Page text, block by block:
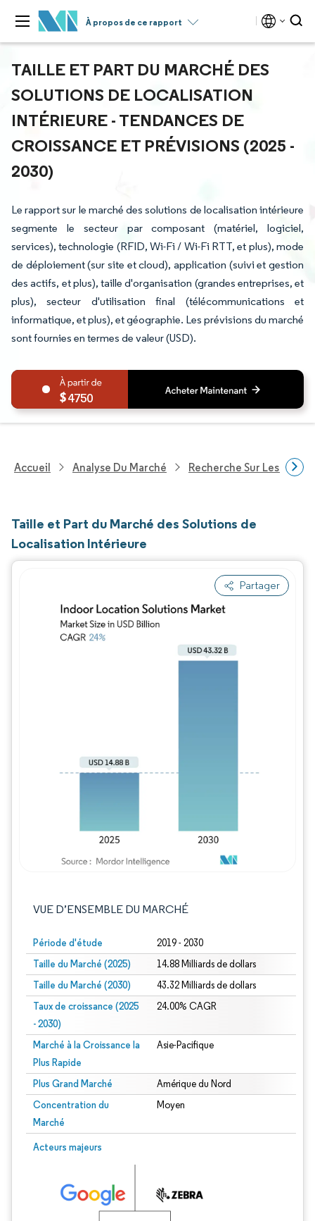
À propos de ce rapport
TAILLE ET PART DU MARCHÉ DES
SOLUTIONS DE LOCALISATION
INTÉRIEURE - TENDANCES DE
CROISSANCE ET PRÉVISIONS (2025 -
2030)
Le rapport sur le marché des solutions de localisation intérieure
segmente le secteur par composant (matériel, logiciel,
services), technologie (RFID, Wi-Fi / Wi-Fi RTT, et plus), mode
de déploiement (sur site et cloud), application (suivi et gestion
des actifs, et plus), taille d'organisation (grandes entreprises, et
plus), secteur d'utilisation final (télécommunications et
informatique, et plus), et géographie. Les prévisions du marché
sont fournies en termes de valeur (USD).
4750
Accueil Analyse Du Marché Recherche Sur Les
Taille et Part du Marché des Solutions de
Localisation Intérieure
Partager
VUE D’ENSEMBLE DU MARCHÉ
Période d'étude 2019 - 2030
Taille du Marché (2025) 14.88 Milliards de dollars
Taille du Marché (2030) 43.32 Milliards de dollars
Taux de croissance (2025
- 2030)
24.00% CAGR
Marché à la Croissance la
Plus Rapide
Asie-Pacifique
Plus Grand Marché Amérique du Nord
Concentration du
Marché
Moyen
Acteurs majeurs
Image © Mordor Intelligence. La réutilisation nécessite une attribution sous CC